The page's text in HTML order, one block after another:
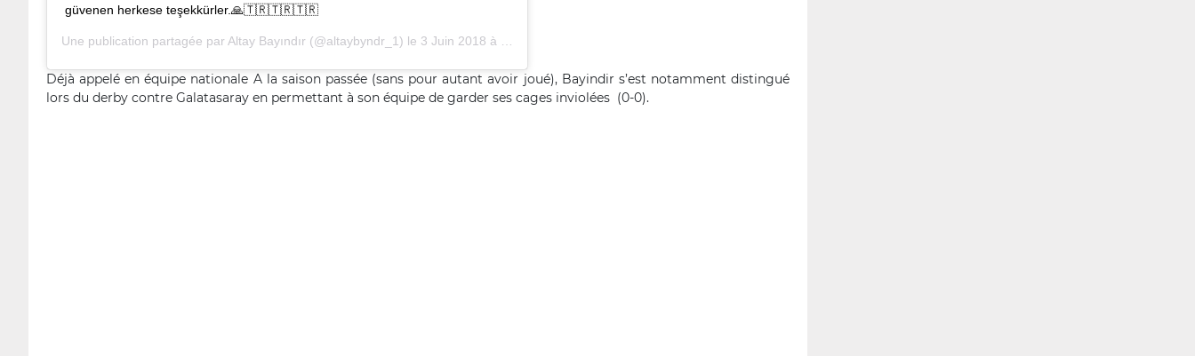
güvenen herkese teşekkürler.🙏🇹🇷🇹🇷🇹🇷
Une publication partagée par Altay Bayındır (@altaybyndr_1) le 3 Juin 2018 à 1 :07 PDT
Déjà appelé en équipe nationale A la saison passée (sans pour autant avoir joué), Bayindir s’est notamment distingué
lors du derby contre Galatasaray en permettant à son équipe de garder ses cages inviolées (0-0).